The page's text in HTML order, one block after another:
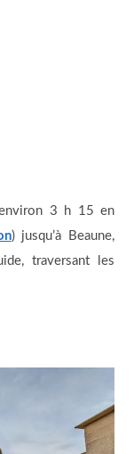
3 h 15 en
) jusqu’à Beaune,
traversant les